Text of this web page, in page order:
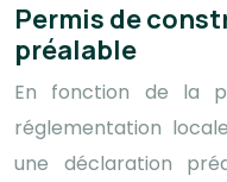
Permis de
préalable
En fonction de la
réglementation
une déclaration